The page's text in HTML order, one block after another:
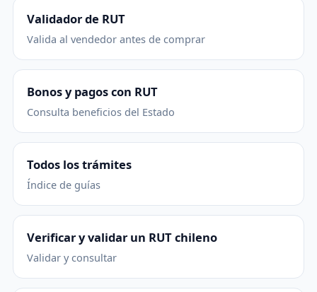
Validador de RUT
Valida al vendedor antes de comprar
Bonos y pagos con RUT
Consulta beneficios del Estado
Todos los trámites
Índice de guías
Verificar y validar un RUT chileno
Validar y consultar